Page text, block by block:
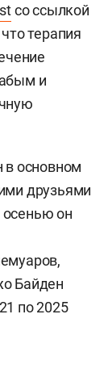
со ссылкой
терапия
и
в основном
друзьями
он
Байден
по 2025